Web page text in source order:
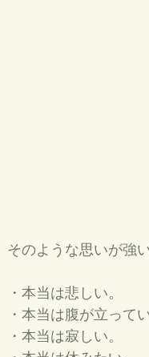
そのような思いが強
・本当は悲しい。
・本当は腹が立ってい
・本当は寂しい。